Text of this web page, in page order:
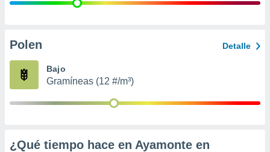
publicidad
de
Polen Detalle
Bajo
Gramíneas (12 #/m³)
¿Qué tiempo hace en Ayamonte en